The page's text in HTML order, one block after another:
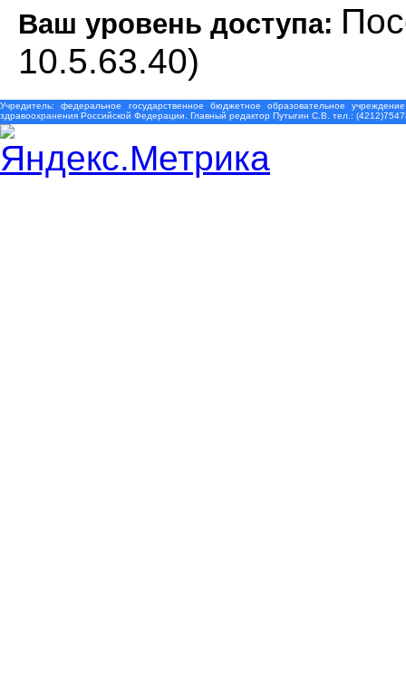
Ваш уровень доступа:
10.5.63.40)
Учредитель: федеральное государственное бюджетное образовательное
здравоохранения Российской Федерации. Главный редактор Путыгин С.В. тел.: